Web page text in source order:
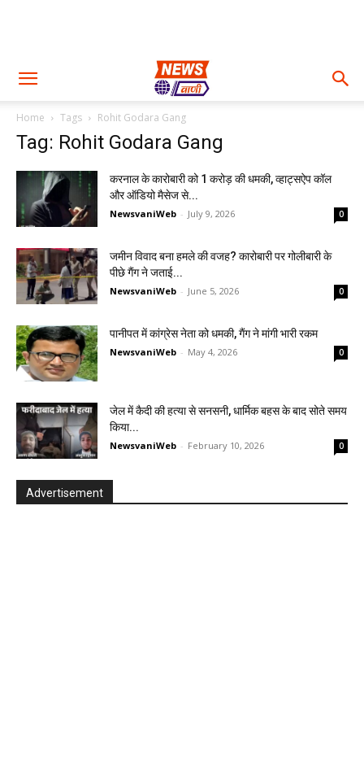
Home Tags Rohit Godara Gang
Tag: Rohit Godara Gang
करनाल के कारोबारी को ₹1 करोड़ की धमकी, व्हाट्सऐप कॉल
और ऑडियो मैसेज से...
NewsvaniWeb - July 9, 2026 0
जमीन विवाद बना हमले की वजह? कारोबारी पर गोलीबारी के
पीछे गैंग ने जताई...
NewsvaniWeb - June 5, 2026 0
पानीपत में कांग्रेस नेता को धमकी, गैंग ने मांगी भारी रकम
NewsvaniWeb - May 4, 2026 0
जेल में कैदी की हत्या से सनसनी, धार्मिक बहस के बाद सोते समय
किया...
NewsvaniWeb - February 10, 2026 0
Advertisement